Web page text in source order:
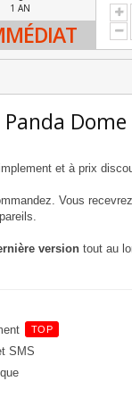
1 AN
Dome
et à prix
Vous
version tout au
TOP
SMS